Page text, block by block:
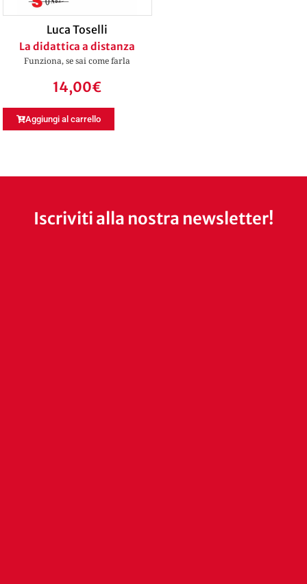
Luca Toselli
La didattica a distanza
Funziona, se sai come farla
14,00€
Aggiungi al carrello
Iscriviti alla nostra newsletter!